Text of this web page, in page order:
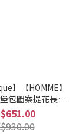
】【HOMME】
包圖案提花長褲